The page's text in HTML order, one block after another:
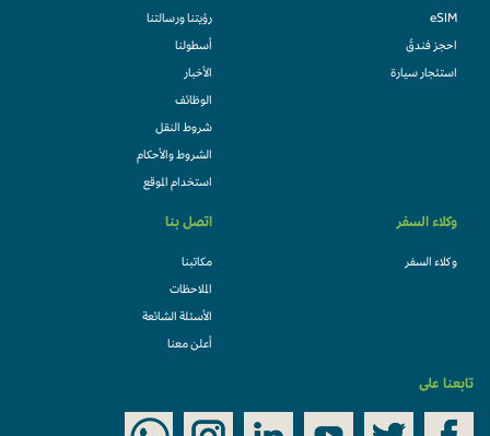
eSIM
احجز فندقً
استئجار سيارة
رؤيتنا ورسالتنا
أسطولنا
الأخبار
الوظائف
شروط النقل
الشروط والأحكام
استخدام الموقع
وكلاء السفر
وكلاء السفر
اتصل بنا
مكاتبنا
الملاحظات
الأسئلة الشائعة
أعلن معنا
على